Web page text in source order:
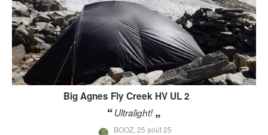
Big Agnes Fly Creek HV UL 2
Ultralight!
BOOZ, 25 août 25